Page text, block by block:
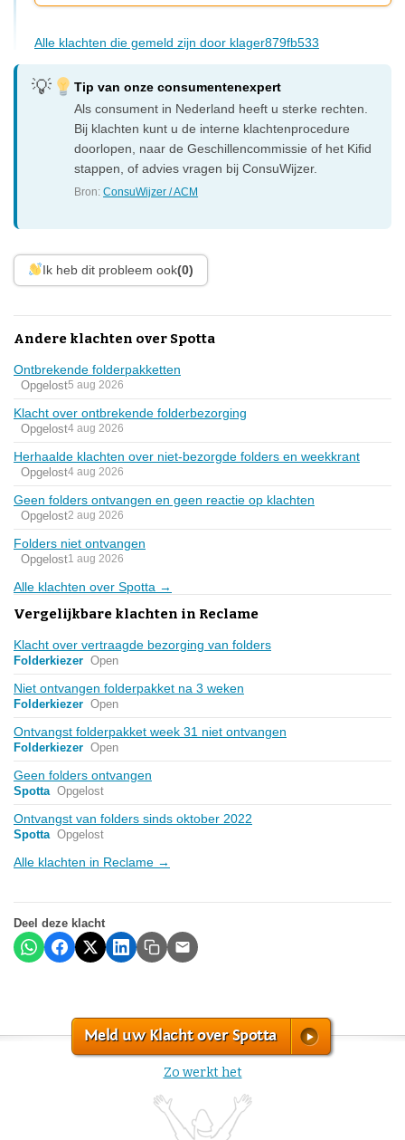
Alle klachten die gemeld zijn door klager879fb533
Tip van onze consumentenexpert
Als consument in Nederland heeft u sterke rechten.
Bij klachten kunt u de interne klachtenprocedure
doorlopen, naar de Geschillencommissie of het Kifid
stappen, of advies vragen bij ConsuWijzer.
Bron:ConsuWijzer / ACM
Ik heb dit probleem ook(0)
Andere klachten over Spotta
Ontbrekende folderpakketten
Opgelost5 aug 2026
Klacht over ontbrekende folderbezorging
Opgelost4 aug 2026
Herhaalde klachten over niet-bezorgde folders en weekkrant
Opgelost4 aug 2026
Geen folders ontvangen en geen reactie op klachten
Opgelost2 aug 2026
Folders niet ontvangen
Opgelost1 aug 2026
Alle klachten over Spotta →
Vergelijkbare klachten in Reclame
Klacht over vertraagde bezorging van folders
Folderkiezer Open
Niet ontvangen folderpakket na 3 weken
Folderkiezer Open
Ontvangst folderpakket week 31 niet ontvangen
Folderkiezer Open
Geen folders ontvangen
Spotta Opgelost
Ontvangst van folders sinds oktober 2022
Spotta Opgelost
Alle klachten in Reclame →
Deel deze klacht
Meld uw Klacht over Spotta
Zo werkt het